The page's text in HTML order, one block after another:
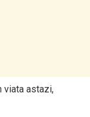
viata astazi,